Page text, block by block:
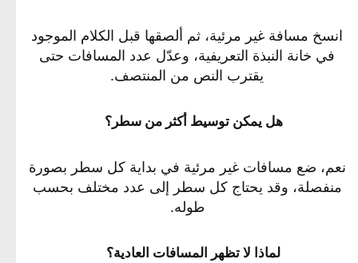
انسخ مسافة غير مرئية، ثم ألصقها قبل الكلام الموجود
في خانة النبذة التعريفية، وعدّل عدد المسافات حتى
يقترب النص من المنتصف.
هل يمكن توسيط أكثر من سطر؟​
نعم، ضع مسافات غير مرئية في بداية كل سطر بصورة
منفصلة، وقد يحتاج كل سطر إلى عدد مختلف بحسب
طوله.
لماذا لا تظهر المسافات العادية؟​